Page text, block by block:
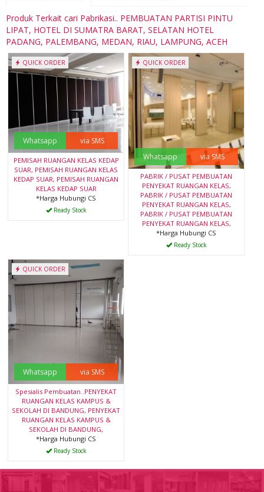
Produk Terkait cari Pabrikasi.. PEMBUATAN PARTISI PINTU
LIPAT, HOTEL DI SUMATRA BARAT, SELATAN HOTEL
PADANG, PALEMBANG, MEDAN, RIAU, LAMPUNG, ACEH
QUICK ORDER
Whatsapp via SMS
PEMISAH RUANGAN KELAS KEDAP
SUAR, PEMISAH RUANGAN KELAS
KEDAP SUAR, PEMISAH RUANGAN
KELAS KEDAP SUAR
*Harga Hubungi CS
Ready Stock
QUICK ORDER
Whatsapp via SMS
PABRIK / PUSAT PEMBUATAN
PENYEKAT RUANGAN KELAS,
PABRIK / PUSAT PEMBUATAN
PENYEKAT RUANGAN KELAS,
PABRIK / PUSAT PEMBUATAN
PENYEKAT RUANGAN KELAS,
*Harga Hubungi CS
Ready Stock
QUICK ORDER
Whatsapp via SMS
Spesialis Pembuatan..PENYEKAT
RUANGAN KELAS KAMPUS &
SEKOLAH DI BANDUNG, PENYEKAT
RUANGAN KELAS KAMPUS &
SEKOLAH DI BANDUNG,
*Harga Hubungi CS
Ready Stock